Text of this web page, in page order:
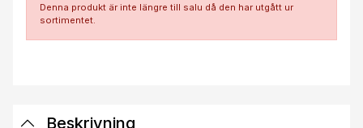
Denna produkt är inte längre till salu då den har utgått ur
sortimentet.
Beskrivning